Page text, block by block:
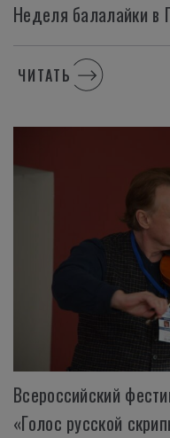
Неделя балалайки в
ЧИТАТЬ
Всероссийский
«Голос русской